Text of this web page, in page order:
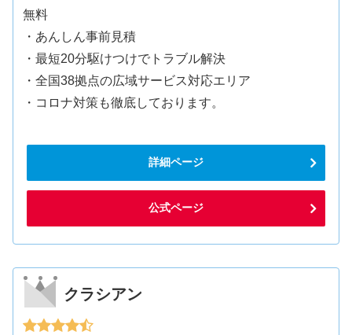
無料
・あんしん事前見積
・最短20分駆けつけでトラブル解決
・全国38拠点の広域サービス対応エリア
・コロナ対策も徹底しております。
詳細ページ
公式ページ
クラシアン